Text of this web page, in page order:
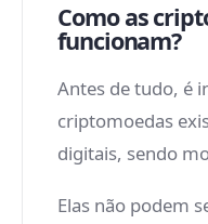
Como as
funcionam?
Antes de tudo, é
criptomoedas
digitais, sendo
Elas não podem